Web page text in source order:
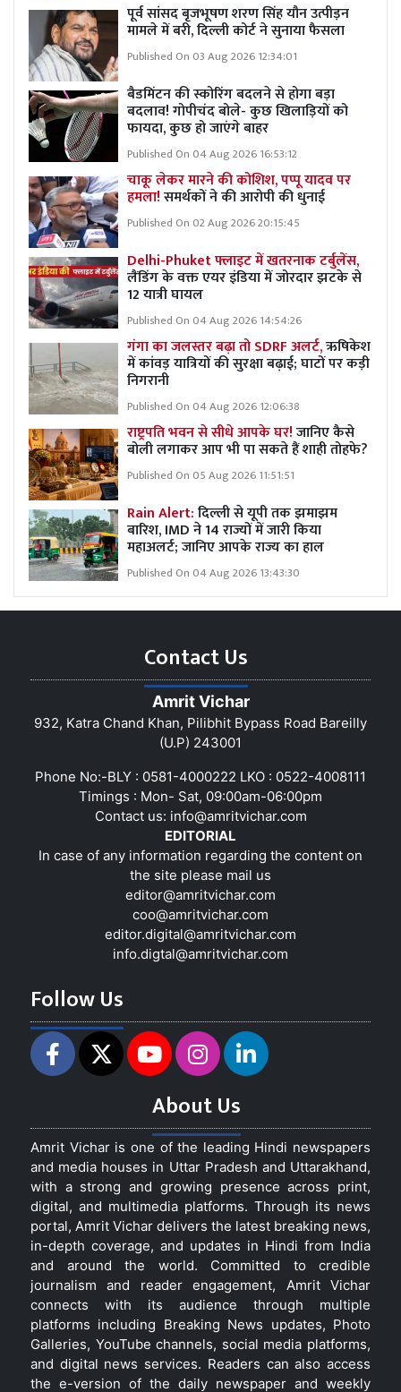
पूर्व सांसद बृजभूषण शरण सिंह यौन उत्पीड़न
मामले में बरी, दिल्ली कोर्ट ने सुनाया फैसला
Published On 03 Aug 2026 12:34:01
बैडमिंटन की स्कोरिंग बदलने से होगा बड़ा
बदलाव! गोपीचंद बोले- कुछ खिलाड़ियों को
फायदा, कुछ हो जाएंगे बाहर
Published On 04 Aug 2026 16:53:12
चाकू लेकर मारने की कोशिश, पप्पू यादव पर
हमला!समर्थकों ने की आरोपी की धुनाई
Published On 02 Aug 2026 20:15:45
Delhi-Phuket फ्लाइट में खतरनाक टर्बुलेंस,
लैंडिंग के वक्त एयर इंडिया में जोरदार झटके से
12 यात्री घायल
Published On 04 Aug 2026 14:54:26
गंगा का जलस्तर बढ़ा तो SDRF अलर्ट,ऋषिकेश
में कांवड़ यात्रियों की सुरक्षा बढ़ाई; घाटों पर कड़ी
निगरानी
Published On 04 Aug 2026 12:06:38
राष्ट्रपति भवन से सीधे आपके घर!जानिए कैसे
बोली लगाकर आप भी पा सकते हैं शाही तोहफे?
Published On 05 Aug 2026 11:51:51
Rain Alert:दिल्ली से यूपी तक झमाझम
बारिश, IMD ने 14 राज्यों में जारी किया
महाअलर्ट; जानिए आपके राज्य का हाल
Published On 04 Aug 2026 13:43:30
Contact Us
Amrit Vichar
932, Katra Chand Khan, Pilibhit Bypass Road Bareilly
(U.P) 243001
Phone No:-BLY : 0581-4000222 LKO : 0522-4008111
Timings : Mon- Sat, 09:00am-06:00pm
Contact us: info@amritvichar.com
EDITORIAL
In case of any information regarding the content on
the site please mail us
editor@amritvichar.com
coo@amritvichar.com
editor.digital@amritvichar.com
info.digtal@amritvichar.com
Follow Us
About Us
Amrit Vichar is one of the leading Hindi newspapers
and media houses in Uttar Pradesh and Uttarakhand,
with a strong and growing presence across print,
digital, and multimedia platforms. Through its news
portal, Amrit Vichar delivers the latest breaking news,
in-depth coverage, and updates in Hindi from India
and around the world. Committed to credible
journalism and reader engagement, Amrit Vichar
connects with its audience through multiple
platforms including Breaking News updates, Photo
Galleries, YouTube channels, social media platforms,
and digital news services. Readers can also access
the e-version of the daily newspaper and weekly